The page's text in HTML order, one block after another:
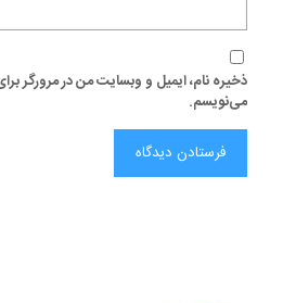
ذخیره نام، ایمیل و وبسایت من در مرورگر
می‌نویسم.